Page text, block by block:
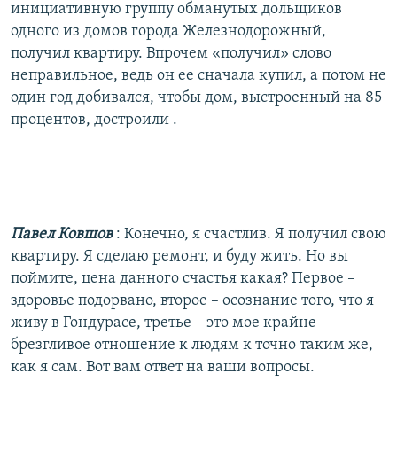
инициативную группу обманутых дольщиков
одного из домов города Железнодорожный,
получил квартиру. Впрочем «получил» слово
неправильное, ведь он ее сначала купил, а потом не
один год добивался, чтобы дом, выстроенный на 85
процентов, достроили .
Павел Ковшов : Конечно, я счастлив. Я получил свою
квартиру. Я сделаю ремонт, и буду жить. Но вы
поймите, цена данного счастья какая? Первое –
здоровье подорвано, второе – осознание того, что я
живу в Гондурасе, третье – это мое крайне
брезгливое отношение к людям к точно таким же,
как я сам. Вот вам ответ на ваши вопросы.